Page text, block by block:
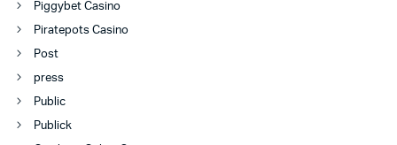
Piggybet Casino
Piratepots Casino
Post
press
Public
Publick